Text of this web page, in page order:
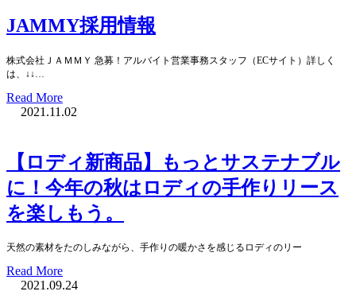
JAMMY採用情報
株式会社ＪＡＭＭＹ 急募！アルバイト営業事務スタッフ（ECサイト）詳しく
は、↓↓…
Read More
2021.11.02
【ロディ新商品】もっとサステナブル
に！今年の秋はロディの手作りリース
を楽しもう。
天然の素材をたのしみながら、手作りの暖かさを感じるロディのリー
Read More
2021.09.24